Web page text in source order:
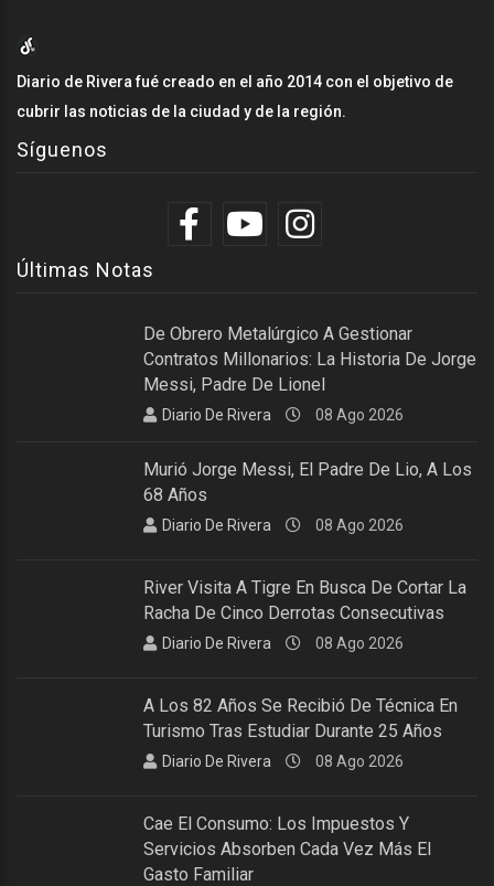
Diario de Rivera fué creado en el año 2014 con el objetivo de
cubrir las noticias de la ciudad y de la región.
Síguenos
Últimas Notas
De Obrero Metalúrgico A Gestionar
Contratos Millonarios: La Historia De Jorge
Messi, Padre De Lionel
Diario De Rivera 08 Ago 2026
Murió Jorge Messi, El Padre De Lio, A Los
68 Años
Diario De Rivera 08 Ago 2026
River Visita A Tigre En Busca De Cortar La
Racha De Cinco Derrotas Consecutivas
Diario De Rivera 08 Ago 2026
A Los 82 Años Se Recibió De Técnica En
Turismo Tras Estudiar Durante 25 Años
Diario De Rivera 08 Ago 2026
Cae El Consumo: Los Impuestos Y
Servicios Absorben Cada Vez Más El
Gasto Familiar